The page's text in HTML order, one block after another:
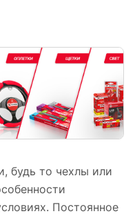
будь то чехлы или
Постоянное